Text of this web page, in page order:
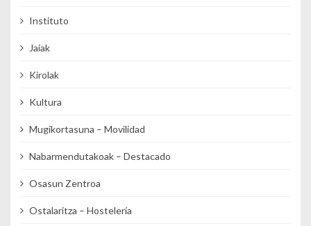
Instituto
Jaiak
Kirolak
Kultura
Mugikortasuna – Movilidad
Nabarmendutakoak – Destacado
Osasun Zentroa
Ostalaritza – Hostelería